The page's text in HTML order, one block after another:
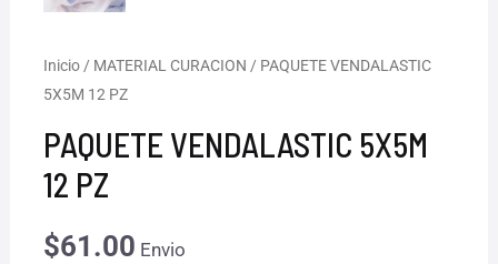
Inicio / MATERIAL CURACION / PAQUETE VENDALASTIC
5X5M 12 PZ
PAQUETE VENDALASTIC 5X5M
12 PZ
$61.00 Envio